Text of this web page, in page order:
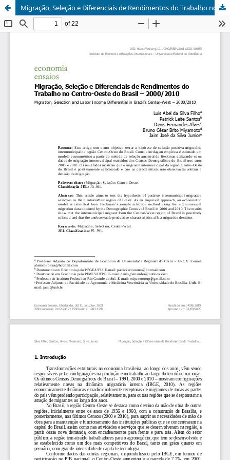
Migração, Seleção e Diferenciais de Rendimentos do Trabalho no Centro-Oeste do Brasil – 2000/2010